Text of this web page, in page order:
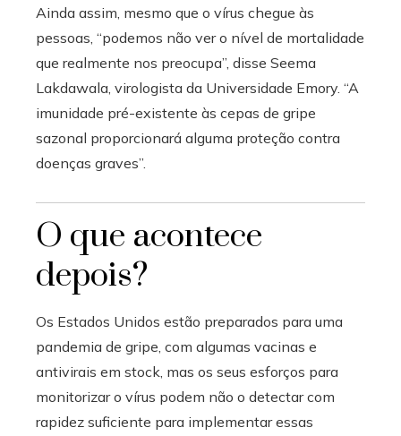
Ainda assim, mesmo que o vírus chegue às
pessoas, “podemos não ver o nível de mortalidade
que realmente nos preocupa”, disse Seema
Lakdawala, virologista da Universidade Emory. “A
imunidade pré-existente às cepas de gripe
sazonal proporcionará alguma proteção contra
doenças graves”.
O que acontece
depois?
Os Estados Unidos estão preparados para uma
pandemia de gripe, com algumas vacinas e
antivirais em stock, mas os seus esforços para
monitorizar o vírus podem não o detectar com
rapidez suficiente para implementar essas